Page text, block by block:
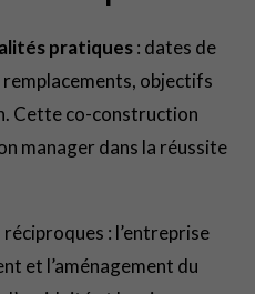
pratiques: dates de
objectifs
Cette co-construction
manager dans la réussite
: l’entreprise
et l’aménagement du